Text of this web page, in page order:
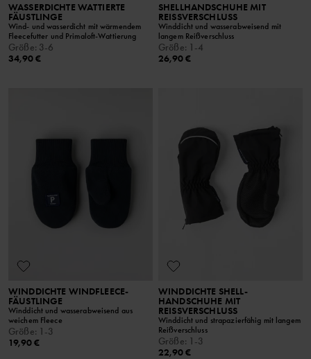
WASSERDICHTE WATTIERTE
FÄUSTLINGE
Wind- und wasserdicht mit wärmendem
Fleecefutter und Primaloft-Wattierung
Größe: 3-6
34,90 €
SHELLHANDSCHUHE MIT
REISSVERSCHLUSS
Winddicht und wasserabweisend mit
langem Reißverschluss
Größe: 1-4
26,90 €
WINDDICHTE WINDFLEECE-
FÄUSTLINGE
Winddicht und wasserabweisend aus
weichem Fleece
Größe: 1-3
19,90 €
WINDDICHTE SHELL-
HANDSCHUHE MIT
REISSVERSCHLUSS
Winddicht und strapazierfähig mit langem
Reißverschluss
Größe: 1-3
22,90 €